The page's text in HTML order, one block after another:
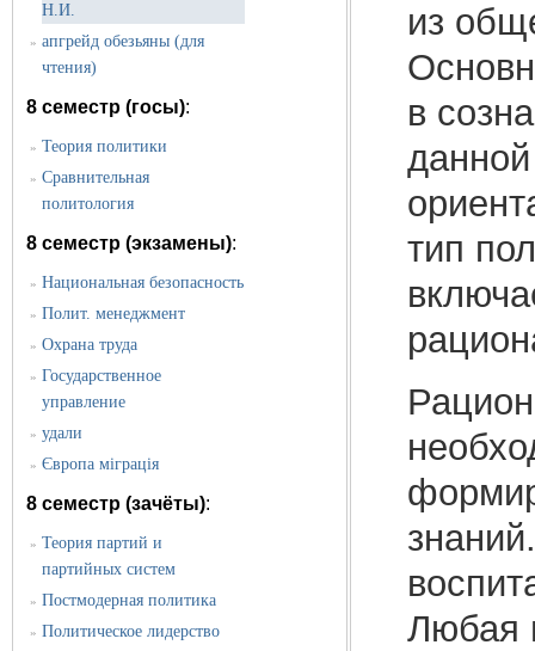
Н.И.
» апгрейд обезьяны (для
чтения)
8 семестр (госы):
» Теория политики
» Сравнительная
политология
8 семестр (экзамены):
» Национальная безопасность
» Полит. менеджмент
» Охрана труда
» Государственное
управление
» удали
» Європа міграція
8 семестр (зачёты):
» Теория партий и
партийных систем
» Постмодерная политика
» Политическое лидерство
из
в
тип
Любая